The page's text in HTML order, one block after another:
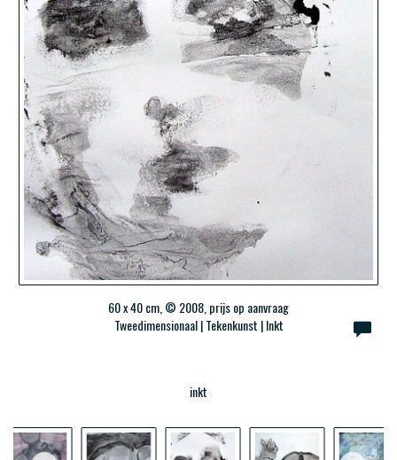
60 x 40 cm, © 2008, prijs op aanvraag
Tweedimensionaal | Tekenkunst | Inkt
inkt